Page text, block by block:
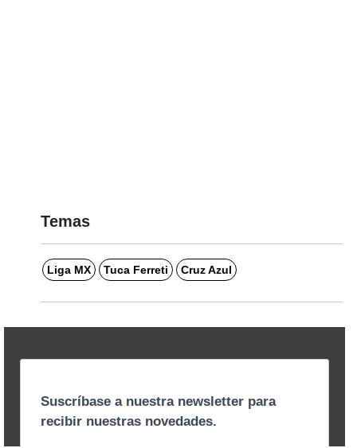
Temas
Liga MX Tuca Ferreti Cruz Azul